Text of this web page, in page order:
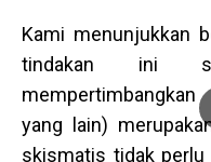
Kami menunjukkan
tindakan ini
yang lain)
skismatis tidak perlu